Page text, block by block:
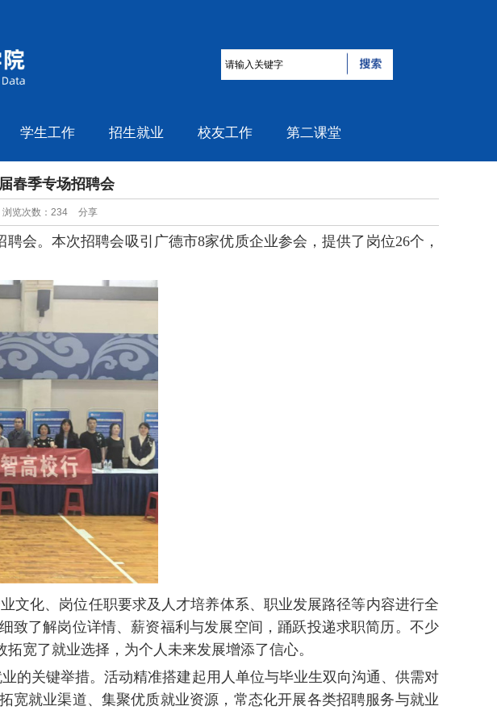
学生工作 招生就业 校友工作 第二课堂
春季专场招聘会
浏览次数： 234 分享
聘会。本次招聘会吸引 广德市8家优质企业参会，提供了 岗位26个，
文化、岗位任职要求及人才培养体系、职业发展路径等内容进行全
致了解岗位详情、薪资福利与发展空间，踊跃投递求职简历。不少
宽了就业选择，为个人未来发展增添了信心。
的关键举措。活动精准搭建起用人单位与毕业生双向沟通、供需对
就业渠道、集聚优质就业资源，常态化开展各类招聘服务与就业